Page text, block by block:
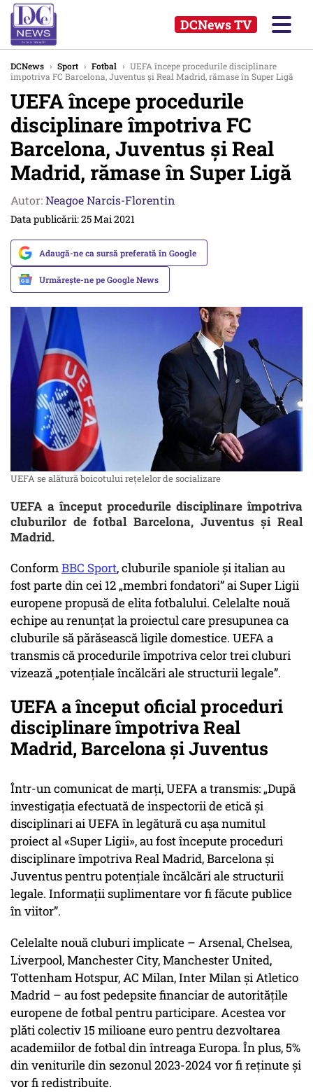
DCNews TV
DCNews › Sport › Fotbal › UEFA începe procedurile disciplinare
împotriva FC Barcelona, Juventus și Real Madrid, rămase în Super Ligă
UEFA începe procedurile
disciplinare împotriva FC
Barcelona, Juventus și Real
Madrid, rămase în Super Ligă
Autor:Neagoe Narcis-Florentin
Data publicării: 25 Mai 2021
Adaugă-ne ca sursă preferată în Google
Urmărește-ne pe Google News
UEFA se alătură boicotului reţelelor de socializare
UEFA a început procedurile disciplinare împotriva
cluburilor de fotbal Barcelona, Juventus și Real
Madrid.
ConformBBC Sport, cluburile spaniole și italian au
fost parte din cei 12 „membri fondatori” ai Super Ligii
europene propusă de elita fotbalului. Celelalte nouă
echipe au renunțat la proiectul care presupunea ca
cluburile să părăsească ligile domestice. UEFA a
transmis că procedurile împotriva celor trei cluburi
vizează „potențiale încălcări ale structurii legale”.
UEFA a început oficial proceduri
disciplinare împotriva Real
Madrid, Barcelona și Juventus
Într-un comunicat de marți, UEFA a transmis: „După
investigația efectuată de inspectorii de etică și
disciplinari ai UEFA în legătură cu așa numitul
proiect al «Super Ligii», au fost începute proceduri
disciplinare împotriva Real Madrid, Barcelona și
Juventus pentru potențiale încălcări ale structurii
legale. Informații suplimentare vor fi făcute publice
în viitor”.
Celelalte nouă cluburi implicate – Arsenal, Chelsea,
Liverpool, Manchester City, Manchester United,
Tottenham Hotspur, AC Milan, Inter Milan și Atletico
Madrid – au fost pedepsite financiar de autoritățile
europene de fotbal pentru participare. Acestea vor
plăti colectiv 15 milioane euro pentru dezvoltarea
academiilor de fotbal din întreaga Europa. În plus, 5%
din veniturile din sezonul 2023-2024 vor fi reținute și
vor fi redistribuite.